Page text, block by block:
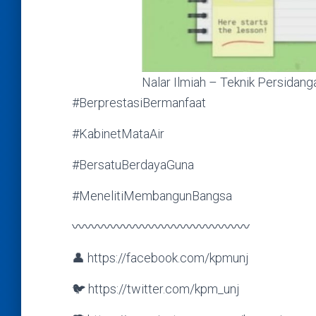
Nalar Ilmiah – Teknik
#BerprestasiBermanfaat
#KabinetMataAir
#BersatuBerdayaGuna
#MenelitiMembangunBangsa
〰〰〰〰〰〰〰〰〰〰〰〰〰〰
👤 https://facebook.com/kpmunj
🐦 https://twitter.com/kpm_unj